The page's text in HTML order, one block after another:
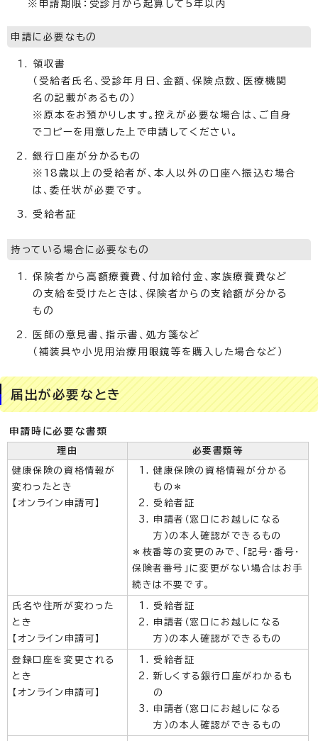
※申請期限：受診月から起算して5年以内
申請に必要なもの
領収書
（受給者氏名、受診年月日、金額、保険点数、医療機関
名の記載があるもの）
※原本をお預かりします。控えが必要な場合は、ご自身
でコピーを用意した上で申請してください。
銀行口座が分かるもの
※18歳以上の受給者が、本人以外の口座へ振込む場合
は、委任状が必要です。
受給者証
持っている場合に必要なもの
保険者から高額療養費、付加給付金、家族療養費など
の支給を受けたときは、保険者からの支給額が分かる
もの
医師の意見書、指示書、処方箋など
（補装具や小児用治療用眼鏡等を購入した場合など）
届出が必要なとき
申請時に必要な書類
理由 必要書類等
健康保険の資格情報が
変わったとき
【オンライン申請可】
健康保険の資格情報が分かる
もの＊
受給者証
申請者（窓口にお越しになる
方）の本人確認ができるもの
＊枝番等の変更のみで、「記号・番号・
保険者番号」に変更がない場合はお手
続きは不要です。
氏名や住所が変わった
とき
【オンライン申請可】
受給者証
申請者（窓口にお越しになる
方）の本人確認ができるもの
登録口座を変更される
とき
【オンライン申請可】
受給者証
新しくする銀行口座がわかるも
の
申請者（窓口にお越しになる
方）の本人確認ができるもの